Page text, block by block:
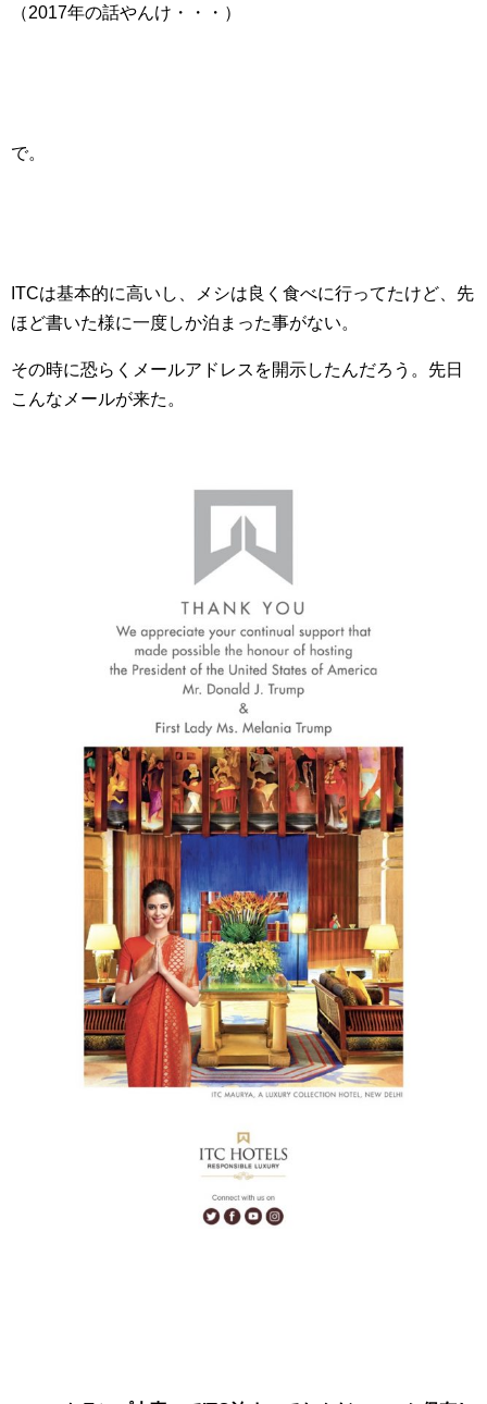
（2017年の話やんけ・・・）
で。
ITCは基本的に高いし、メシは良く食べに行ってたけど、先
ほど書いた様に一度しか泊まった事がない。
その時に恐らくメールアドレスを開示したんだろう。先日
こんなメールが来た。